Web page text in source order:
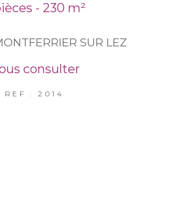
- 230 m²
SUR LEZ
consulter
REF : 2014